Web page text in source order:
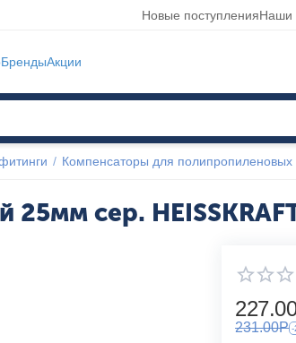
Новые поступленияНаши
БрендыАкции
/ Компенсаторы для полипропиленовых
сер.
231.00Р -